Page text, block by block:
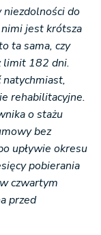
niezdolności do
jest krótsza
ta sama, czy
limit 182 dni.
natychmiast,
rehabilitacyjne.
o stażu
bez
upływie okresu
pobierania
czwartym
przed